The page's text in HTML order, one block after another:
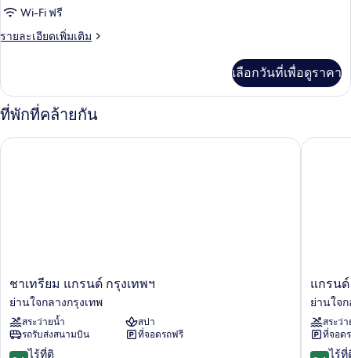
Suite
ของ
Kasara
Wi-Fi ฟรี
รายละเอียดเพิ่มเติม
ราย
เกี่ยว
กับ
Kasara
Room
เลือกวันที่เพื่อดูราคา
ที่พักที่คล้ายกัน
ชา
เท
รียม
แก
รนด์
กรุงเทพฯ
ชาเทรียม แกรนด์ กรุงเทพฯ
ย่านใจกลางกรุงเทพ
สระว่ายน้ำ
สปา
รถรับส่งสนามบิน
ที่จอดรถฟรี
9.6 ไร้ที่ติ
ชาเทรียม แกรนด์ กรุงเทพฯ
แก
รนด์
เซนเตอ
พอ
ยต์
ราชดำริ
แกรนด์
ย่านใจก
สระว่
ที่จอด
9.4 ไร้ที่
แกรนด์